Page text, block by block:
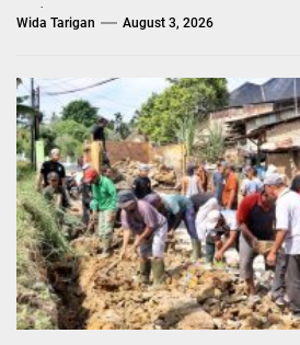
Badan...
Wida Tarigan August 3, 2026